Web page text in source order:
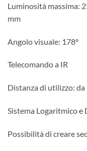
Luminosità massima:
mm
Angolo visuale: 178°
Telecomando a IR
Distanza di utilizzo: da
Sistema Logaritmico e
Possibilità di creare